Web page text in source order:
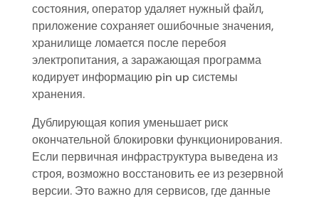
состояния, оператор удаляет нужный файл,
приложение сохраняет ошибочные значения,
хранилище ломается после перебоя
электропитания, а заражающая программа
кодирует информацию pin up системы
хранения.
Дублирующая копия уменьшает риск
окончательной блокировки функционирования.
Если первичная инфраструктура выведена из
строя, возможно восстановить ее из резервной
версии. Это важно для сервисов, где данные